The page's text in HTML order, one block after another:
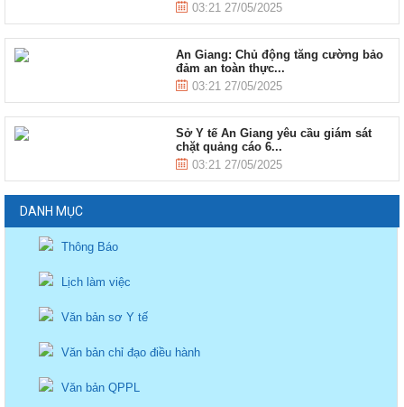
03:21 27/05/2025
An Giang: Chủ động tăng cường bảo
đảm an toàn thực...
03:21 27/05/2025
Sở Y tế An Giang yêu cầu giám sát
chặt quảng cáo 6...
03:21 27/05/2025
DANH MỤC
Thông Báo
Lịch làm việc
Văn bản sơ Y tế
Văn bản chỉ đạo điều hành
Văn bản QPPL